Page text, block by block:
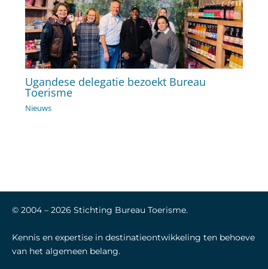
Ugandese delegatie bezoekt Bureau
Toerisme
Nieuws
© 2004 – 2026 Stichting Bureau Toerisme.
Kennis en expertise in destinatieontwikkeling ten behoeve
van het algemeen belang.